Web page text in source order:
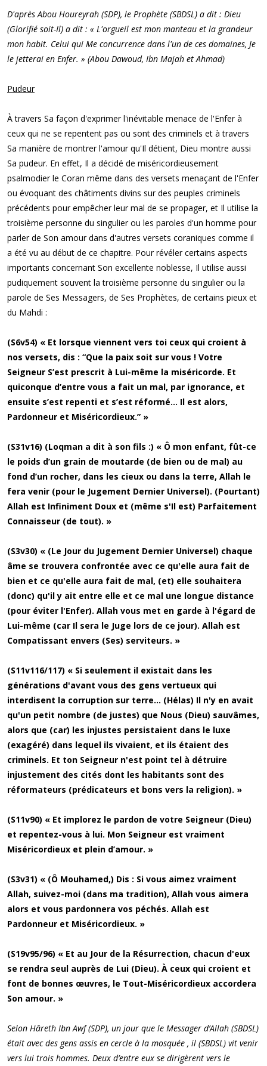
D'après Abou Houreyrah (SDP), le Prophète (SBDSL) a dit : Dieu
(Glorifié soit-Il) a dit : « L'orgueil est mon manteau et la grandeur
mon habit. Celui qui Me concurrence dans l'un de ces domaines, Je
le jetterai en Enfer. » (Abou Dawoud, Ibn Majah et Ahmad)
Pudeur
À travers Sa façon d'exprimer l'inévitable menace de l'Enfer à
ceux qui ne se repentent pas ou sont des criminels et à travers
Sa manière de montrer l'amour qu'Il détient, Dieu montre aussi
Sa pudeur. En effet, Il a décidé de miséricordieusement
psalmodier le Coran même dans des versets menaçant de l'Enfer
ou évoquant des châtiments divins sur des peuples criminels
précédents pour empêcher leur mal de se propager, et Il utilise la
troisième personne du singulier ou les paroles d'un homme pour
parler de Son amour dans d'autres versets coraniques comme il
a été vu au début de ce chapitre. Pour révéler certains aspects
importants concernant Son excellente noblesse, Il utilise aussi
pudiquement souvent la troisième personne du singulier ou la
parole de Ses Messagers, de Ses Prophètes, de certains pieux et
du Mahdi :
(S6v54) « Et lorsque viennent vers toi ceux qui croient à
nos versets, dis : “Que la paix soit sur vous ! Votre
Seigneur S’est prescrit à Lui-même la miséricorde. Et
quiconque d’entre vous a fait un mal, par ignorance, et
ensuite s’est repenti et s’est réformé… Il est alors,
Pardonneur et Miséricordieux.” »
(S31v16) (Loqman a dit à son fils :) « Ô mon enfant, fût-ce
le poids d’un grain de moutarde (de bien ou de mal) au
fond d’un rocher, dans les cieux ou dans la terre, Allah le
fera venir (pour le Jugement Dernier Universel). (Pourtant)
Allah est Infiniment Doux et (même s'Il est) Parfaitement
Connaisseur (de tout). »
(S3v30) « (Le Jour du Jugement Dernier Universel) chaque
âme se trouvera confrontée avec ce qu'elle aura fait de
bien et ce qu'elle aura fait de mal, (et) elle souhaitera
(donc) qu'il y ait entre elle et ce mal une longue distance
(pour éviter l'Enfer). Allah vous met en garde à l'égard de
Lui-même (car Il sera le Juge lors de ce jour). Allah est
Compatissant envers (Ses) serviteurs. »
(S11v116/117) « Si seulement il existait dans les
générations d'avant vous des gens vertueux qui
interdisent la corruption sur terre... (Hélas) Il n'y en avait
qu'un petit nombre (de justes) que Nous (Dieu) sauvâmes,
alors que (car) les injustes persistaient dans le luxe
(exagéré) dans lequel ils vivaient, et ils étaient des
criminels. Et ton Seigneur n'est point tel à détruire
injustement des cités dont les habitants sont des
réformateurs (prédicateurs et bons vers la religion). »
(S11v90) « Et implorez le pardon de votre Seigneur (Dieu)
et repentez-vous à lui. Mon Seigneur est vraiment
Miséricordieux et plein d’amour. »
(S3v31) « (Ô Mouhamed,) Dis : Si vous aimez vraiment
Allah, suivez-moi (dans ma tradition), Allah vous aimera
alors et vous pardonnera vos péchés. Allah est
Pardonneur et Miséricordieux. »
(S19v95/96) « Et au Jour de la Résurrection, chacun d'eux
se rendra seul auprès de Lui (Dieu). À ceux qui croient et
font de bonnes œuvres, le Tout-Miséricordieux accordera
Son amour. »
Selon Hâreth Ibn Awf (SDP), un jour que le Messager d’Allah (SBDSL)
était avec des gens assis en cercle à la mosquée , il (SBDSL) vit venir
vers lui trois hommes. Deux d’entre eux se dirigèrent vers le